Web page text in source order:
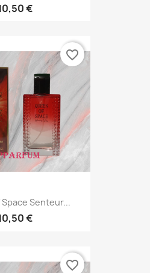
€
Senteur...
€
favorite_border
favorite_border